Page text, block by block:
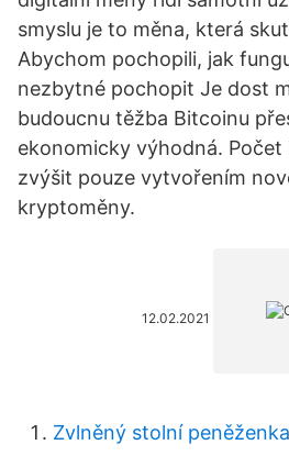
smyslu je to měna, která
Abychom pochopili, jak
nezbytné pochopit Je dost
budoucnu těžba Bitcoinu
ekonomicky výhodná.
zvýšit pouze vytvořením
kryptoměny.
12.02.2021
Zvlněný stolní